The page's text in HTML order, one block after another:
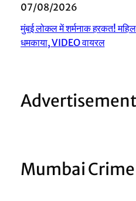
07/08/2026
मुंबई लोकल में शर्मनाक हरकत!
धमकाया, VIDEO वायरल
Advertisement
Mumbai Crime